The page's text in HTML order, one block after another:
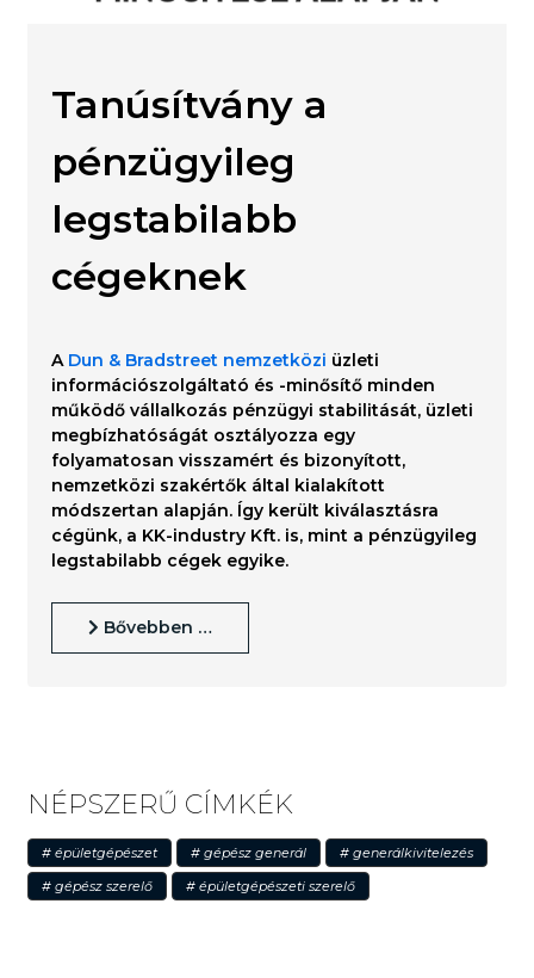
Tanúsítvány a
pénzügyileg
legstabilabb
cégeknek
A Dun & Bradstreet nemzetközi üzleti
információszolgáltató és -minősítő minden
működő vállalkozás pénzügyi stabilitását, üzleti
megbízhatóságát osztályozza egy
folyamatosan visszamért és bizonyított,
nemzetközi szakértők által kialakított
módszertan alapján. Így került kiválasztásra
cégünk, a KK-industry Kft. is, mint a pénzügyileg
legstabilabb cégek egyike.
Bővebben …
NÉPSZERŰ CÍMKÉK
épületgépészet gépész generál
generálkivitelezés
gépész szerelő
épületgépészeti szerelő